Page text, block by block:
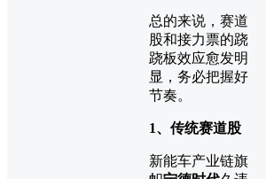
总的来说，赛道
股和接力票的跷
跷板效应愈发明
显，务必把握好
节奏。
1、传统赛道股
新能车产业链旗